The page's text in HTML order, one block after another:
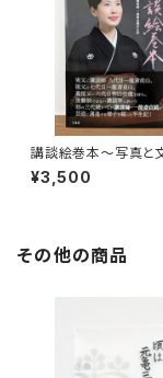
講談絵巻本〜写真と
龍斎貞鏡半生記〜（サ
¥3,500
その他の商品